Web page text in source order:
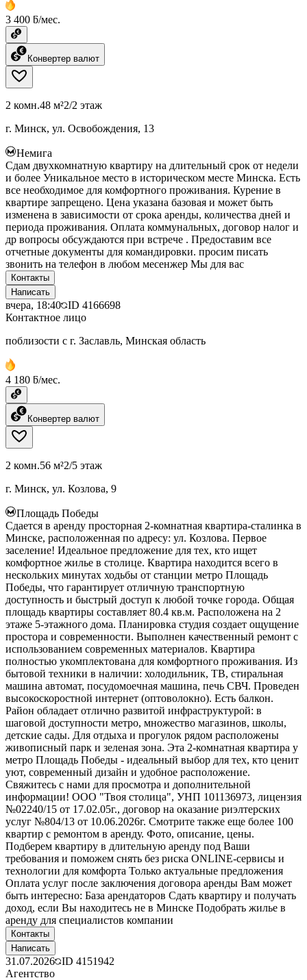
3 400 ƃ/мес.
Конвертер валют
2 комн.48 м²2/2 этаж
г. Минск, ул. Освобождения, 13
Немига
Сдам двухкомнатную квартиру на длительный срок от недели
и более Уникальное место в историческом месте Минска. Есть
все необходимое для комфортного проживания. Курение в
квартире запрещено. Цена указана базовая и может быть
изменена в зависимости от срока аренды, количества дней и
периода проживания. Оплата коммунальных, договор налог и
др вопросы обсуждаются при встрече . Предоставим все
отчетные документы для командировки. просим писать
звонить на телефон в любом месенжер Мы для вас
Контакты
Написать
вчера, 18:40 ID 4166698
Контактное лицо
поблизости с г. Заславль, Минская область
4 180 ƃ/мес.
Конвертер валют
2 комн.56 м²2/5 этаж
г. Минск, ул. Козлова, 9
Площадь Победы
Сдается в аренду просторная 2-комнатная квартира-сталинка в
Минске, расположенная по адресу: ул. Козлова. Первое
заселение! Идеальное предложение для тех, кто ищет
комфортное жилье в столице. Квартира находится всего в
нескольких минутах ходьбы от станции метро Площадь
Победы, что гарантирует отличную транспортную
доступность и быстрый доступ к любой точке города. Общая
площадь квартиры составляет 80.4 кв.м. Расположена на 2
этаже 5-этажного дома. Планировка студия создает ощущение
простора и современности. Выполнен качественный ремонт с
использованием современных материалов. Квартира
полностью укомплектована для комфортного проживания. Из
бытовой техники в наличии: холодильник, ТВ, стиральная
машина автомат, посудомоечная машина, печь СВЧ. Проведен
высокоскоростной интернет (оптоволокно). Есть балкон.
Район обладает отлично развитой инфраструктурой: в
шаговой доступности метро, множество магазинов, школы,
детские сады. Для отдыха и прогулок рядом расположены
живописный парк и зеленая зона. Эта 2-комнатная квартира у
метро Площадь Победы - идеальный выбор для тех, кто ценит
уют, современный дизайн и удобное расположение.
Свяжитесь с нами для просмотра и дополнительной
информации! ООО "Твоя столица", УНП 101136973, лицензия
№02240/15 от 17.02.05г., договор на оказание риэлтерских
услуг №804/13 от 10.06.2026г. Смотрите также еще более 100
квартир с ремонтом в аренду. Фото, описание, цены.
Подберем квартиру в длительную аренду под Ваши
требования и поможем снять без риска ONLINE-сервисы и
технологии для комфорта Только актуальные предложения
Оплата услуг после заключения договора аренды Вам может
быть интересно: База арендаторов Сдать квартиру и получать
доход, если Вы находитесь не в Минске Подобрать жилье в
аренду для специалистов компании
Контакты
Написать
31.07.2026 ID 4151942
Агентство